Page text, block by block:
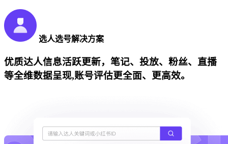
选人选号解决方案
优质达人信息活跃更新，笔记、投放、粉丝、直播
等全维数据呈现,账号评估更全面、更高效。